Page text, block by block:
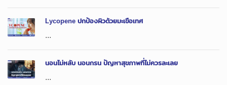
Lycopene ปกป้องผิวด้วยมะเขือเทศ
...
นอนไม่หลับ นอนกรน ปัญหาสุขภาพที่ไม่ควรละเลย
...